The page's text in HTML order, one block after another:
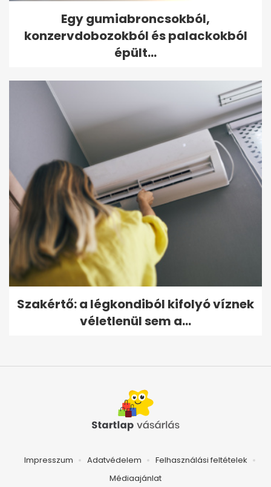
Egy gumiabroncsokból,
konzervdobozokból és palackokból
épült...
Szakértő: a légkondiból kifolyó víznek
véletlenül sem a...
Impresszum Adatvédelem
Felhasználási feltételek
Médiaajánlat